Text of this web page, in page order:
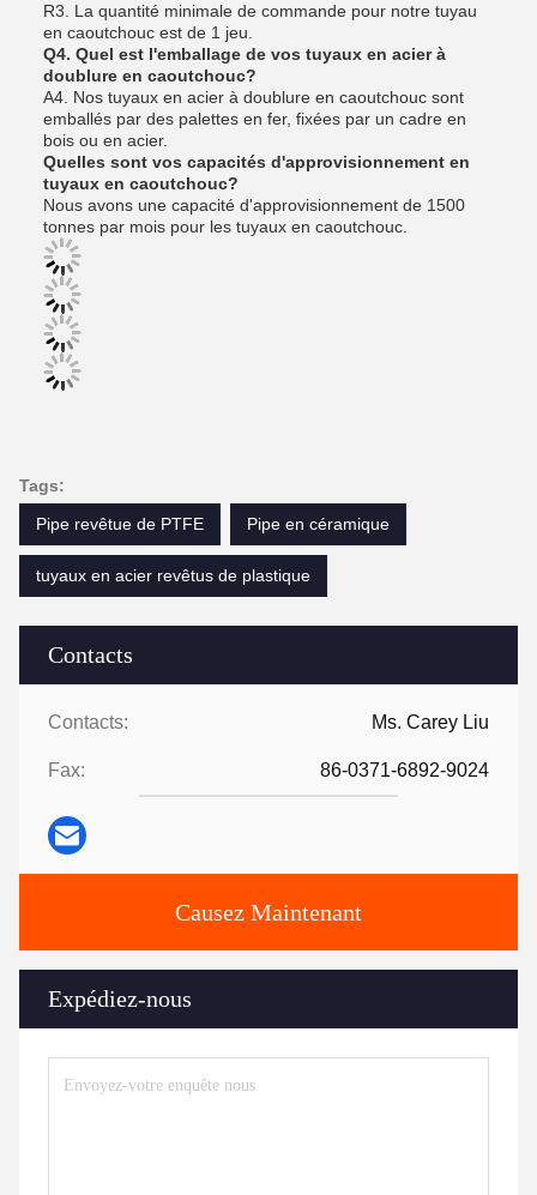
Contacts
Contacts: Ms. Carey Liu
Fax: 86-0371-6892-9024
Causez Maintenant
Expédiez-nous
R3. La quantité minimale de commande pour notre tuyau
en caoutchouc est de 1 jeu.
Q4. Quel est l'emballage de vos tuyaux en acier à
doublure en caoutchouc?
A4. Nos tuyaux en acier à doublure en caoutchouc sont
emballés par des palettes en fer, fixées par un cadre en
bois ou en acier.
Quelles sont vos capacités d'approvisionnement en
tuyaux en caoutchouc?
Nous avons une capacité d'approvisionnement de 1500
tonnes par mois pour les tuyaux en caoutchouc.
Tags:
Pipe revêtue de PTFE
Pipe en céramique
tuyaux en acier revêtus de plastique